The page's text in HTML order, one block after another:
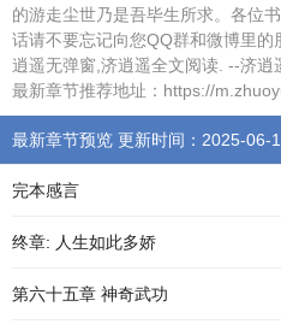
的游走尘世乃是吾毕生所求。各位
话请不要忘记向您QQ群和微博里
逍遥无弹窗,济逍遥全文阅读. --济逍
最新章节推荐地址：https://
最新章节预览 更新时间：2025-06-
完本感言
终章: 人生如此多娇
第六十五章 神奇武功